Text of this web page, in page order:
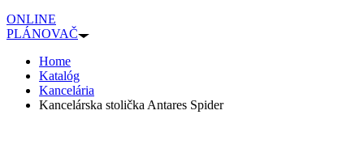
ONLINE
PLÁNOVAČ
Home
Katalóg
Kancelária
Kancelárska stolička Antares Spider